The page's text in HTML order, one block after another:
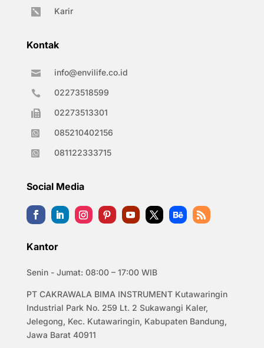
 Karir
Kontak
 info@envilife.co.id
 02273518599
 02273513301
 085210402156
 081122333715
Social Media
Kantor
Senin - Jumat: 08:00 – 17:00 WIB
PT CAKRAWALA BIMA INSTRUMENT Kutawaringin
Industrial Park No. 259 Lt. 2 Sukawangi Kaler,
Jelegong, Kec. Kutawaringin, Kabupaten Bandung,
Jawa Barat 40911